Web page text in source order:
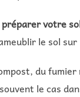
votre
le sol sur
du
le cas